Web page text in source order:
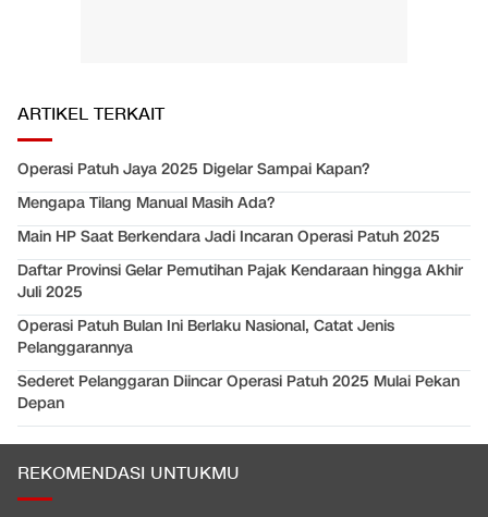
ARTIKEL TERKAIT
Operasi Patuh Jaya 2025 Digelar Sampai Kapan?
Mengapa Tilang Manual Masih Ada?
Main HP Saat Berkendara Jadi Incaran Operasi Patuh 2025
Daftar Provinsi Gelar Pemutihan Pajak Kendaraan hingga Akhir
Juli 2025
Operasi Patuh Bulan Ini Berlaku Nasional, Catat Jenis
Pelanggarannya
Sederet Pelanggaran Diincar Operasi Patuh 2025 Mulai Pekan
Depan
REKOMENDASI UNTUKMU